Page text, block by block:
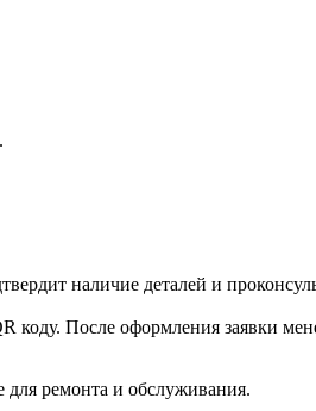
наличие деталей и
После оформления заявки
для ремонта и обслуживания.